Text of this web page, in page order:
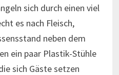
sich durch einen viel
es nach Fleisch,
neben dem
ein paar Plastik-Stühle
sich Gäste setzen